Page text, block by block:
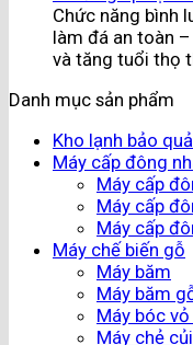
Chức năng bình
làm đá an toàn
và tăng tuổi thọ
Danh mục sản phẩm
Kho lạnh bảo
Máy cấp đông
Máy cấp
Máy cấp
Máy cấp
Máy chế biến gỗ
Máy băm
Máy băm
Máy bóc
Máy chẻ